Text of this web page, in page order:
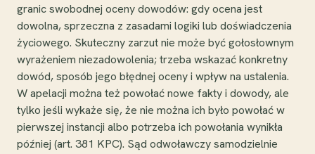
granic swobodnej oceny dowodów: gdy ocena jest
dowolna, sprzeczna z zasadami logiki lub doświadczenia
życiowego. Skuteczny zarzut nie może być gołosłownym
wyrażeniem niezadowolenia; trzeba wskazać konkretny
dowód, sposób jego błędnej oceny i wpływ na ustalenia.
W apelacji można też powołać nowe fakty i dowody, ale
tylko jeśli wykaże się, że nie można ich było powołać w
pierwszej instancji albo potrzeba ich powołania wynikła
później (art. 381 KPC). Sąd odwoławczy samodzielnie